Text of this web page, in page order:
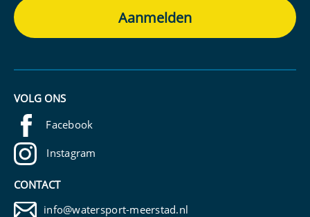
VOLG ONS
Facebook
Instagram
CONTACT
info@watersport-meerstad.nl